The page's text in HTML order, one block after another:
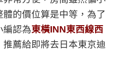
的價位算是中等，為了
編認為東橫INN東西線西
薦給即將去日本東京迪